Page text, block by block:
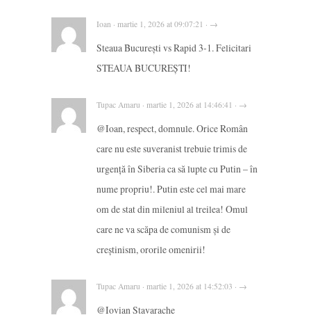
Ioan · martie 1, 2026 at 09:07:21 · →
Steaua București vs Rapid 3-1. Felicitari
STEAUA BUCUREȘTI!
Tupac Amaru · martie 1, 2026 at 14:46:41 · →
@Ioan, respect, domnule. Orice Român
care nu este suveranist trebuie trimis de
urgență în Siberia ca să lupte cu Putin – în
nume propriu!. Putin este cel mai mare
om de stat din mileniul al treilea! Omul
care ne va scăpa de comunism și de
creștinism, ororile omenirii!
Tupac Amaru · martie 1, 2026 at 14:52:03 · →
@Iovian Stavarache